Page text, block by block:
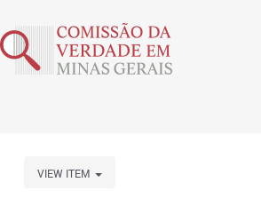
VIEW ITEM